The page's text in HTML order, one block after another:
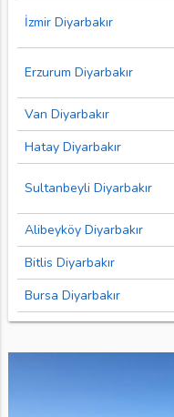
İzmir Diyarbakır
Erzurum Diyarbakır
Van Diyarbakır
Hatay Diyarbakır
Sultanbeyli Diyarbakır
Alibeyköy Diyarbakır
Bitlis Diyarbakır
Bursa Diyarbakır